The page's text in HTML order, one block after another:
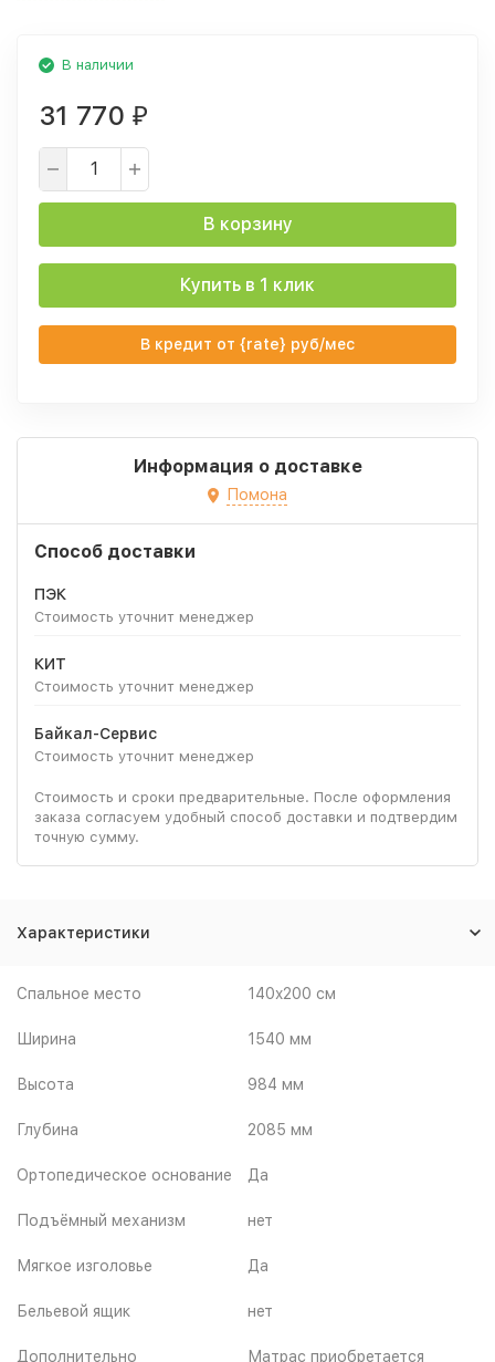
В наличии
31 770 ₽
В корзину
Купить в 1 клик
В кредит от {rate} руб/мес
Информация о доставке
Помона
Способ доставки
ПЭК
Стоимость уточнит менеджер
КИТ
Стоимость уточнит менеджер
Байкал-Сервис
Стоимость уточнит менеджер
Стоимость и сроки предварительные. После оформления
заказа согласуем удобный способ доставки и подтвердим
точную сумму.
Характеристики
Спальное место 140x200 см
Ширина 1540 мм
Высота 984 мм
Глубина 2085 мм
Ортопедическое основание Да
Подъёмный механизм нет
Мягкое изголовье Да
Бельевой ящик нет
Дополнительно Матрас приобретается